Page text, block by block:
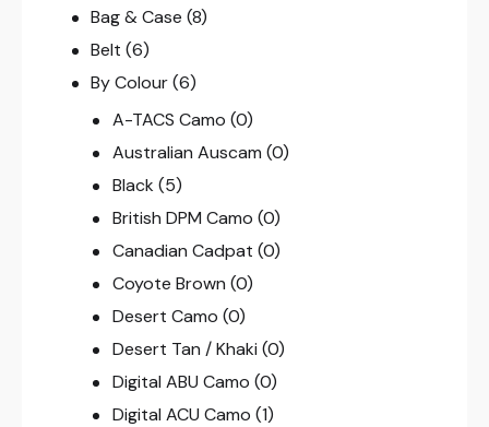
Bag & Case (8)
Belt (6)
By Colour (6)
A-TACS Camo (0)
Australian Auscam (0)
Black (5)
British DPM Camo (0)
Canadian Cadpat (0)
Coyote Brown (0)
Desert Camo (0)
Desert Tan / Khaki (0)
Digital ABU Camo (0)
Digital ACU Camo (1)